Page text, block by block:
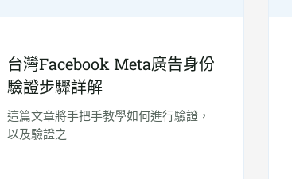
台灣Facebook Meta廣告身份
驗證步驟詳解
這篇文章將手把手教學如何進行驗證，
以及驗證之